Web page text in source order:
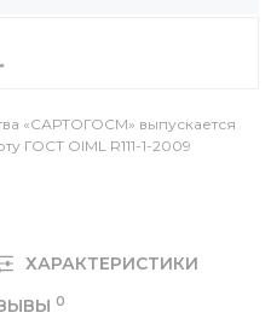
«САРТОГОСМ» выпускается
ГОСТ OIML R111-1-2009
ХАРАКТЕРИСТИКИ
0